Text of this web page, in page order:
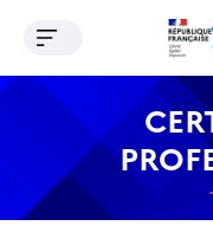
ContenuOuvrir le menu